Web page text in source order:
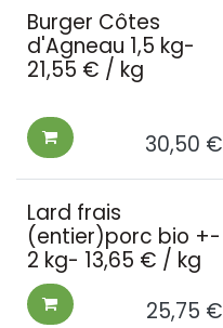
Burger Côtes
d'Agneau 1,5 kg-
21,55 € / kg
30,50 €
Lard frais
(entier)porc bio +-
2 kg- 13,65 € / kg
25,75 €